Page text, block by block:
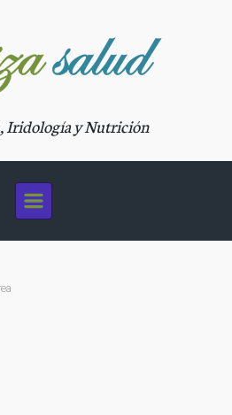
Iridología y Nutrición